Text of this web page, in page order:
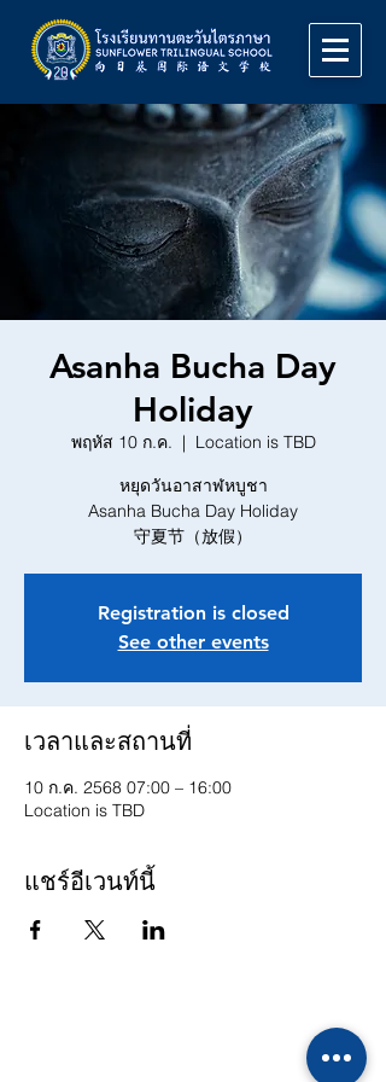
Asanha Bucha Day
Holiday
พฤหัส 10 ก.ค.
  |
Location is TBD
หยุดวันอาสาฬหบูชา
Asanha Bucha Day Holiday
守夏节（放假）
Registration is closed
See other events
เวลาและสถานที่
10 ก.ค. 2568 07:00 – 16:00
Location is TBD
แชร์อีเวนท์นี้